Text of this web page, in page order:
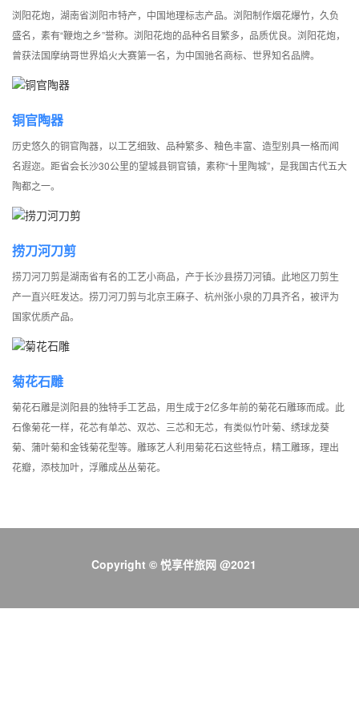
浏阳花炮，湖南省浏阳市特产，中国地理标志产品。浏阳制作烟花爆竹，久负
盛名，素有“鞭炮之乡”誉称。浏阳花炮的品种名目繁多，品质优良。浏阳花炮，
曾获法国摩纳哥世界焰火大赛第一名，为中国驰名商标、世界知名品牌。
铜官陶器
历史悠久的铜官陶器，以工艺细致、品种繁多、釉色丰富、造型别具一格而闻
名遐迩。距省会长沙30公里的望城县铜官镇，素称“十里陶城”，是我国古代五大
陶都之一。
捞刀河刀剪
捞刀河刀剪是湖南省有名的工艺小商品，产于长沙县捞刀河镇。此地区刀剪生
产一直兴旺发达。捞刀河刀剪与北京王麻子、杭州张小泉的刀具齐名，被评为
国家优质产品。
菊花石雕
菊花石雕是浏阳县的独特手工艺品，用生成于2亿多年前的菊花石雕琢而成。此
石像菊花一样，花芯有单芯、双芯、三芯和无芯，有类似竹叶菊、绣球龙葵
菊、蒲叶菊和金钱菊花型等。雕琢艺人利用菊花石这些特点，精工雕琢，理出
花瓣，添枝加叶，浮雕成丛丛菊花。
Copyright © 悦享伴旅网 @2021